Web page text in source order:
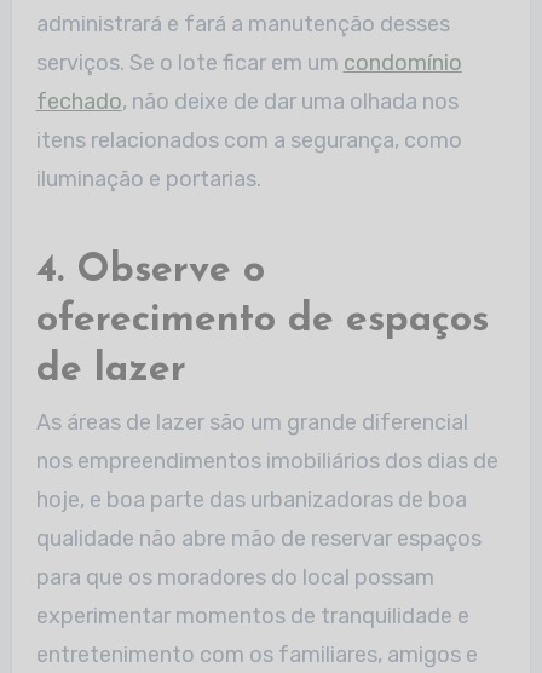
administrará e fará a manutenção desses
serviços. Se o lote ficar em um condomínio
fechado, não deixe de dar uma olhada nos
itens relacionados com a segurança, como
iluminação e portarias.
4. Observe o
oferecimento de espaços
de lazer
As áreas de lazer são um grande diferencial
nos empreendimentos imobiliários dos dias de
hoje, e boa parte das urbanizadoras de boa
qualidade não abre mão de reservar espaços
para que os moradores do local possam
experimentar momentos de tranquilidade e
entretenimento com os familiares, amigos e